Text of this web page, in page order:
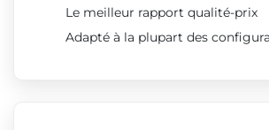
Le meilleur rapport qualité-prix
Adapté à la plupart des